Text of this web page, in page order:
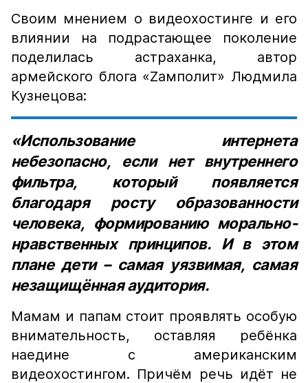
Своим мнением о видеохостинге и его
влиянии на подрастающее поколение
поделилась астраханка, автор
армейского блога «Zамполит» Людмила
Кузнецова:
«Использование интернета
небезопасно, если нет внутреннего
фильтра, который появляется
благодаря росту образованности
человека, формированию морально-
нравственных принципов. И в этом
плане дети – самая уязвимая, самая
незащищённая аудитория.
Мамам и папам стоит проявлять особую
внимательность, оставляя ребёнка
наедине с американским
видеохостингом. Причём речь идёт не